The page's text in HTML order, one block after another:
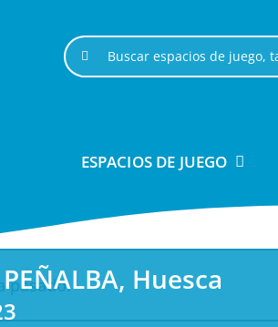
Buscar:
ESPACIOS DE JUEGO
pasado. Huesca